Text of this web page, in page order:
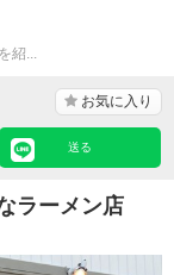
紹...
お気に入り
送る
ラーメン店